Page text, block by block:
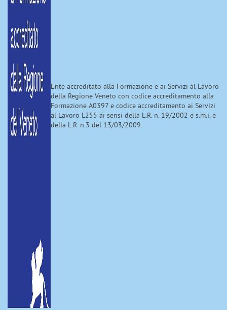
Ente accreditato alla Formazione e ai Servizi al Lavoro
della Regione Veneto con codice accreditamento alla
Formazione A0397 e codice accreditamento ai Servizi
al Lavoro L255 ai sensi della L.R. n. 19/2002 e s.m.i. e
della L.R. n.3 del 13/03/2009.